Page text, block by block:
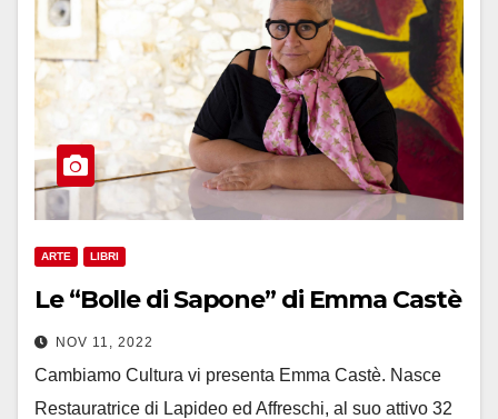
ARTE LIBRI
Le “Bolle di Sapone” di Emma Castè
NOV 11, 2022
Cambiamo Cultura vi presenta Emma Castè. Nasce
Restauratrice di Lapideo ed Affreschi, al suo attivo 32